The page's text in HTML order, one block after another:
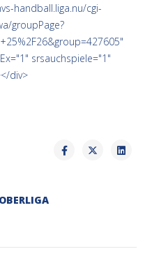
handball.liga.nu/cgi-
groupPage?
srsauchspiele="1"
div>